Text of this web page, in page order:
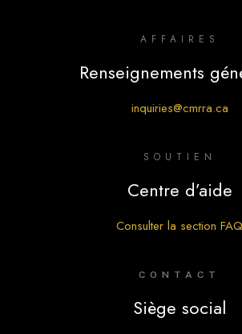
AFFAIRES
Renseignements
inquiries@cmrra.ca
SOUTIEN
Centre d’aide
Consulter la section FAQ
CONTACT
Siège social